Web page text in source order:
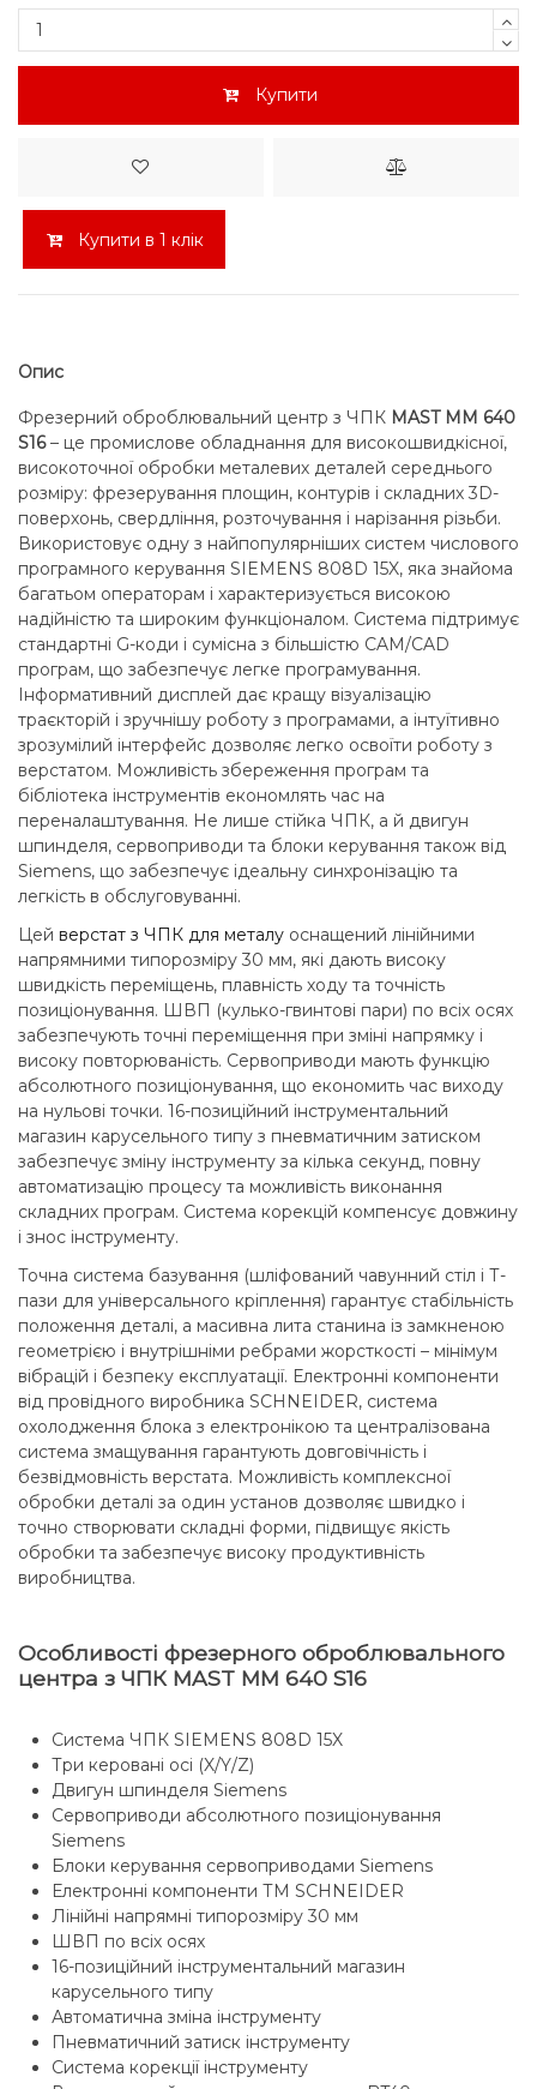
Купити
Купити в 1 клік
Опис
Фрезерний оброблювальний центр з ЧПК MAST ММ 640
S16– це промислове обладнання для високошвидкісної,
високоточної обробки металевих деталей середнього
розміру: фрезерування площин, контурів і складних 3D-
поверхонь, свердління, розточування і нарізання різьби.
Використовує одну з найпопулярніших систем числового
програмного керування SIEMENS 808D 15X, яка знайома
багатьом операторам і характеризується високою
надійністю та широким функціоналом. Система підтримує
стандартні G-коди і сумісна з більшістю CAM/CAD
програм, що забезпечує легке програмування.
Інформативний дисплей дає кращу візуалізацію
траєкторій і зручнішу роботу з програмами, а інтуїтивно
зрозумілий інтерфейс дозволяє легко освоїти роботу з
верстатом. Можливість збереження програм та
бібліотека інструментів економлять час на
переналаштування. Не лише стійка ЧПК, а й двигун
шпинделя, сервоприводи та блоки керування також від
Siemens, що забезпечує ідеальну синхронізацію та
легкість в обслуговуванні.
Цей верстат з ЧПК для металу оснащений лінійними
напрямними типорозміру 30 мм, які дають високу
швидкість переміщень, плавність ходу та точність
позиціонування. ШВП (кулько-гвинтові пари) по всіх осях
забезпечують точні переміщення при зміні напрямку і
високу повторюваність. Сервоприводи мають функцію
абсолютного позиціонування, що економить час виходу
на нульові точки. 16-позиційний інструментальний
магазин карусельного типу з пневматичним затиском
забезпечує зміну інструменту за кілька секунд, повну
автоматизацію процесу та можливість виконання
складних програм. Система корекцій компенсує довжину
і знос інструменту.
Точна система базування (шліфований чавунний стіл і Т-
пази для універсального кріплення) гарантує стабільність
положення деталі, а масивна лита станина із замкненою
геометрією і внутрішніми ребрами жорсткості – мінімум
вібрацій і безпеку експлуатації. Електронні компоненти
від провідного виробника SCHNEIDER, система
охолодження блока з електронікою та централізована
система змащування гарантують довговічність і
безвідмовність верстата. Можливість комплексної
обробки деталі за один установ дозволяє швидко і
точно створювати складні форми, підвищує якість
обробки та забезпечує високу продуктивність
виробництва.
Особливості фрезерного оброблювального
центра з ЧПК MAST ММ 640 S16
Система ЧПК SIEMENS 808D 15X
Три керовані осі (X/Y/Z)
Двигун шпинделя Siemens
Сервоприводи абсолютного позиціонування
Siemens
Блоки керування сервоприводами Siemens
Електронні компоненти ТМ SCHNEIDER
Лінійні напрямні типорозміру 30 мм
ШВП по всіх осях
16-позиційний інструментальний магазин
карусельного типу
Автоматична зміна інструменту
Пневматичний затиск інструменту
Система корекції інструменту